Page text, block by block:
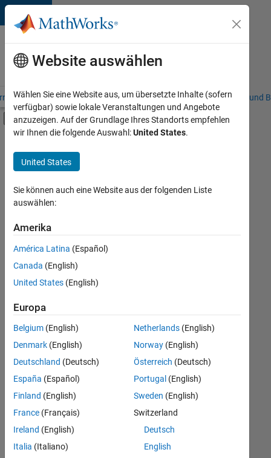
Weiter zum Inhalt
Karriere
bei
MathWorks
– Übersicht Stellensuche Niederlassungen Studierende und
Umschaltung für Off-Canvas-
Hauptinhalt
Ausgewählte
speichern
Es
nicht
alle
Stellen
übersetzt.
Sie
nach
einem
Standort,
um
alle
in
Ihrer
Region
Website auswählen
Wählen Sie eine Website aus, um übersetzte Inhalte (sofern
verfügbar) sowie lokale Veranstaltungen und Angebote
anzuzeigen. Auf der Grundlage Ihres Standorts empfehlen
wir Ihnen die folgende Auswahl:United States.
United States
Sie können auch eine Website aus der folgenden Liste
auswählen:
Amerika
América Latina (Español)
Canada (English)
United States (English)
Europa
Belgium (English)
Denmark (English)
Deutschland (Deutsch)
España (Español)
Finland (English)
France (Français)
Ireland (English)
Italia (Italiano)
Netherlands(English)
Norway(English)
Österreich (Deutsch)
Portugal (English)
Sweden (English)
Switzerland
Deutsch
English